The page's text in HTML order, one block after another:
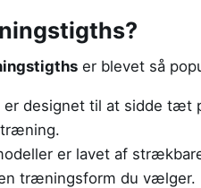
er blevet så
designet til at sidde tæt
er lavet af
træningsform du vælger.